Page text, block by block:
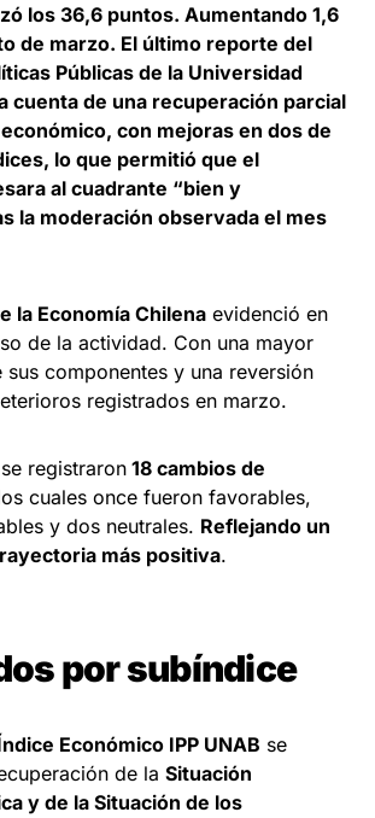
los 36,6 puntos. Aumentando 1,6
de marzo. El último reporte del
Públicas de la Universidad
cuenta de una recuperación parcial
con mejoras en dos de
lo que permitió que el
al cuadrante “bien y
la moderación observada el mes
la Economía Chilena evidenció en
de la actividad. Con una mayor
sus componentes y una reversión
registrados en marzo.
registraron18 cambios de
cuales once fueron favorables,
y dos neutrales. Reflejando un
más positiva.
por subíndice
Económico IPP UNAB se
de la Situación
y de la Situación de los